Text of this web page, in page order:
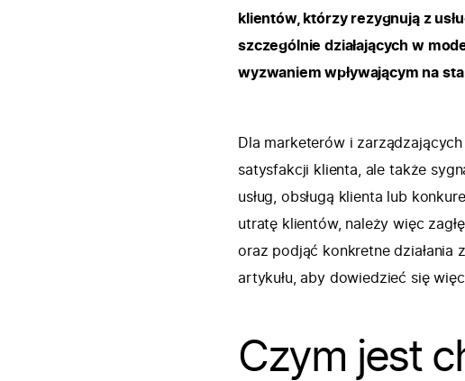
klientów, którzy rezygnują z
szczególnie działających w
wyzwaniem wpływającym na
Dla marketerów i
satysfakcji klienta, ale także
usług, obsługą klienta lub
utratę klientów, należy więc
oraz podjąć konkretne działania
artykułu, aby dowiedzieć się
Czym jest